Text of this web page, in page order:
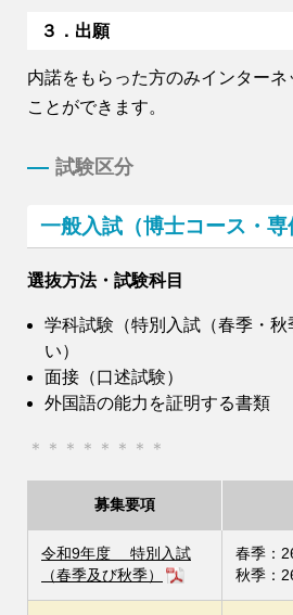
３．出願
内諾をもらった方のみインター
ことができます。
試験区分
一般入試（博士コース・専
選抜方法・試験科目
学科試験（特別入試（春季・秋
い）
面接（口述試験）
外国語の能力を証明する書類
＊＊＊＊ ＊＊＊＊
募集要項
令和9年度 特別入試
（春季及び秋季）
春季：
秋季：